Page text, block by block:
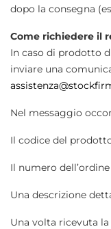
dopo la consegna
Come richiedere il
In caso di prodotto
inviare una
Nel messaggio
Il codice del
Il numero dell’ordine
Una descrizione
Una volta ricevuta